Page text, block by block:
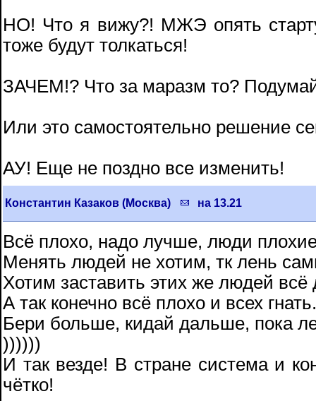
НО! Что я вижу?! МЖЭ опять
тоже будут толкаться!
ЗАЧЕМ!? Что за маразм то?
Или это самостоятельно решение
АУ! Еще не поздно все изменить!
Константин Казаков (Москва) на 13.21
Всё плохо, надо лучше, люди
Менять людей не хотим, тк лень
Хотим заставить этих же людей всё
А так конечно всё плохо и всех гнать.
Бери больше, кидай дальше, пока
))))))
И так везде! В стране система и
чётко!